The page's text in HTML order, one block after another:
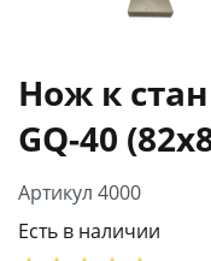
Нож к
GQ-40
Артикул 4000
Есть в наличии